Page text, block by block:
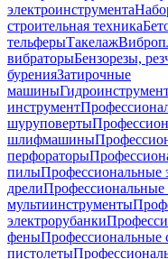
электроинструмента
строительная техника
тельферыТакелаж
вибраторыБензорезы,
буренияЗатирочные
машины
инструмент
шуруповерты
шлифмашины
перфораторы
пилыПрофессиональные
дрелиПрофессиональные
мультиинструменты
электрорубанки
феныПрофессиональные
пистолеты